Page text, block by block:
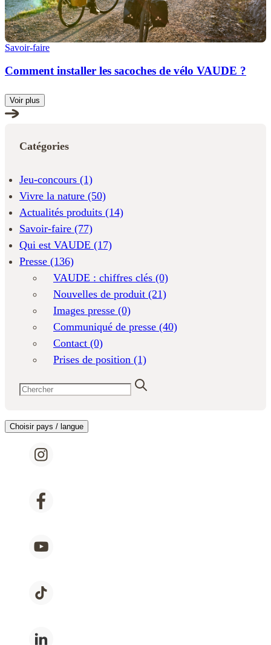
Savoir-faire
Comment installer les sacoches de vélo VAUDE ?
Voir plus
Catégories
Jeu-concours (1)
Vivre la nature (50)
Actualités produits (14)
Savoir-faire (77)
Qui est VAUDE (17)
Presse (136)
VAUDE : chiffres clés (0)
Nouvelles de produit (21)
Images presse (0)
Communiqué de presse (40)
Contact (0)
Prises de position (1)
Choisir pays / langue